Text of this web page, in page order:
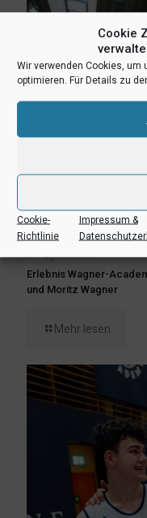
Cookie
Wir verwenden Cookies, um
optimieren. Für Details zu
Cookie-
Richtlinie
Impressum &
8. August 2026
Erlebnis Wagner-
und Moritz Wagner
Mehr lesen